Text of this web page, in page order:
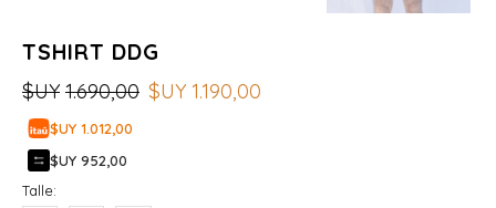
TSHIRT DDG
$UY 1.690,00 $UY 1.190,00
$UY 1.012,00
$UY 952,00
Talle: